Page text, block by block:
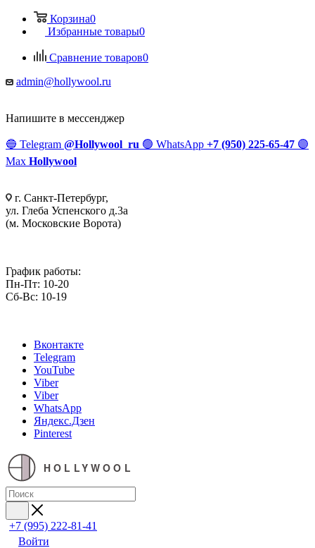
Корзина0
Избранные товары0
Сравнение товаров0
admin@hollywool.ru
Напишите в мессенджер
🔵 Telegram @Hollywool_ru 🟢 WhatsApp +7 (950) 225-65-47 🟣
Max Hollywool
г. Санкт-Петербург,
ул. Глеба Успенского д.3а
(м. Московские Ворота)
График работы:
Пн-Пт: 10-20
Сб-Вс: 10-19
Вконтакте
Telegram
YouTube
Viber
Viber
WhatsApp
Яндекс.Дзен
Pinterest
HOLLYWOOL
+7 (995) 222-81-41
Войти